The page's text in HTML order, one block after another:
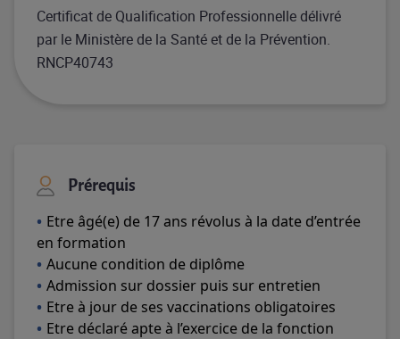
Certificat de Qualification Professionnelle délivré
par le Ministère de la Santé et de la Prévention.
RNCP40743
Prérequis
Etre âgé(e) de 17 ans révolus à la date d’entrée
en formation
Aucune condition de diplôme
Admission sur dossier puis sur entretien
Etre à jour de ses vaccinations obligatoires
Etre déclaré apte à l’exercice de la fonction